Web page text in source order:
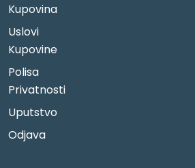
Kupovina
Uslovi
Kupovine
Polisa
Privatnosti
Uputstvo
Odjava